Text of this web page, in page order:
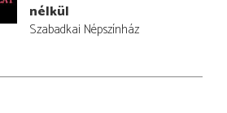
nélkül
Szabadkai Népszínház